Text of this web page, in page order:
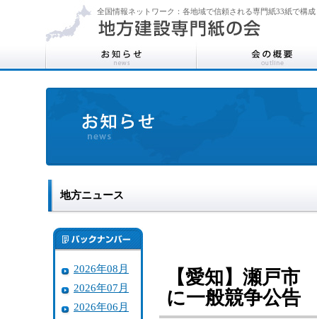
全国情報ネットワーク：各地域で信頼される専門紙33紙で構成
地方ニュース
2026年08月
2026年07月
2026年06月
【愛知】瀬戸
に一般競争公告